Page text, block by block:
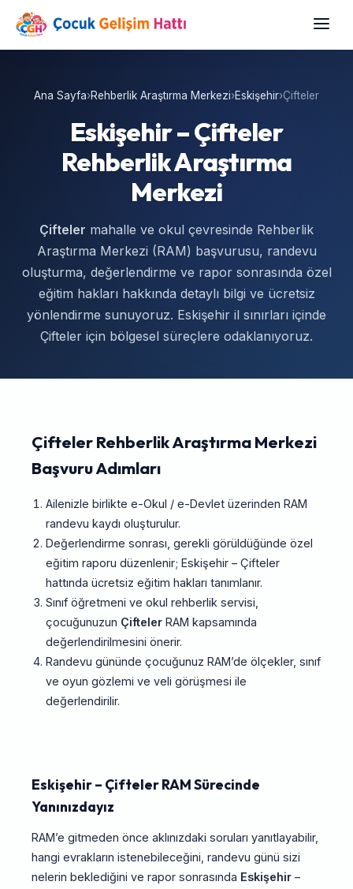
Ana Sayfa›Rehberlik Araştırma Merkezi›Eskişehir›Çifteler
Eskişehir – Çifteler
Rehberlik Araştırma
Merkezi
Çifteler mahalle ve okul çevresinde Rehberlik
Araştırma Merkezi (RAM) başvurusu, randevu
oluşturma, değerlendirme ve rapor sonrasında özel
eğitim hakları hakkında detaylı bilgi ve ücretsiz
yönlendirme sunuyoruz. Eskişehir il sınırları içinde
Çifteler için bölgesel süreçlere odaklanıyoruz.
Çifteler Rehberlik Araştırma Merkezi
Başvuru Adımları
Ailenizle birlikte e-Okul / e-Devlet üzerinden RAM
randevu kaydı oluşturulur.
Değerlendirme sonrası, gerekli görüldüğünde özel
eğitim raporu düzenlenir; Eskişehir – Çifteler
hattında ücretsiz eğitim hakları tanımlanır.
Sınıf öğretmeni ve okul rehberlik servisi,
çocuğunuzun ÇiftelerRAM kapsamında
değerlendirilmesini önerir.
Randevu gününde çocuğunuz RAM’de ölçekler, sınıf
ve oyun gözlemi ve veli görüşmesi ile
değerlendirilir.
Eskişehir – Çifteler RAM Sürecinde
Yanınızdayız
RAM’e gitmeden önce aklınızdaki soruları yanıtlayabilir,
hangi evrakların istenebileceğini, randevu günü sizi
nelerin beklediğini ve rapor sonrasında Eskişehir –